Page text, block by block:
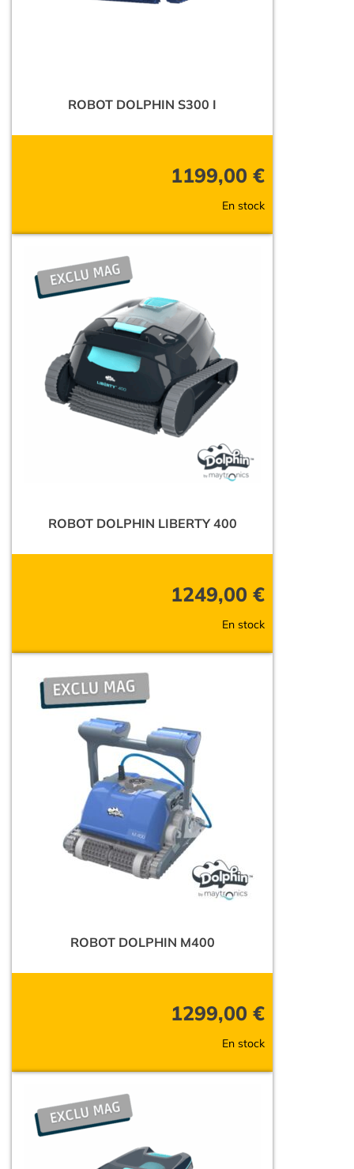
ROBOT DOLPHIN S300 I
1199,00 €
En stock
ROBOT DOLPHIN LIBERTY 400
1249,00 €
En stock
ROBOT DOLPHIN M400
1299,00 €
En stock